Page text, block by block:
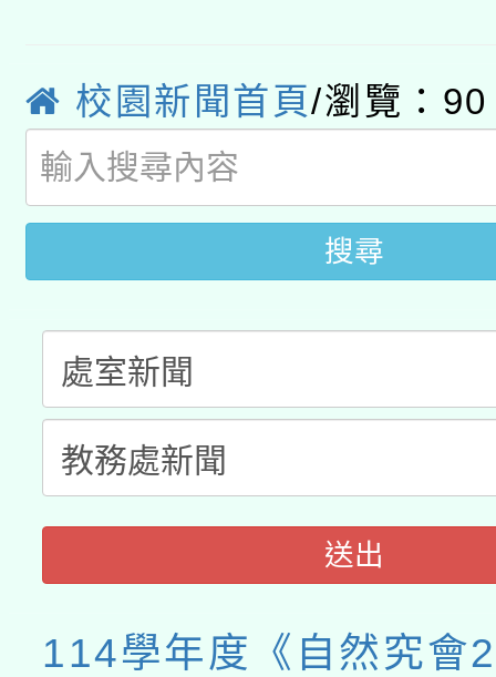
薪期間赴陸應申請許可
轉知經濟部水利署委託
業技術研究院辦理「
用水績優單位及節水達
115年8月22日(星期六
桃園市孔廟祈福系列
開 智慧啟航」
2026年桃園地景藝術
校園新聞首頁/瀏覽：90
搜尋
送出
114學年度《自然究會